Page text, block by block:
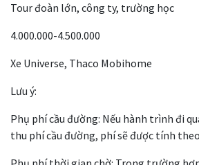
Tour đoàn lớn, công ty, trường học
4.000.000-4.500.000
Xe Universe, Thaco Mobihome
Lưu ý:
Phụ phí cầu đường: Nếu hành trình đi
thu phí cầu đường, phí sẽ được tính